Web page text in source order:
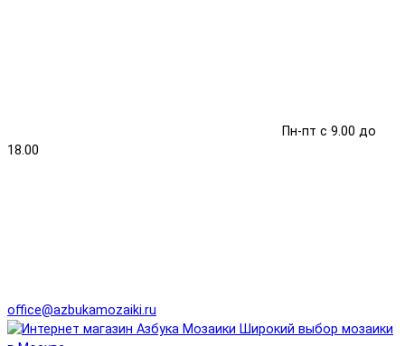
Пн-пт с 9.00 до
18.00
office@azbukamozaiki.ru
Широкий выбор мозаики